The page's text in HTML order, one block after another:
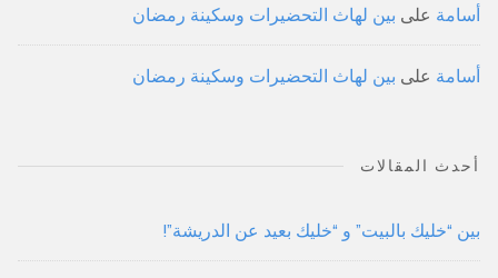
أسامة على بين لهاث التحضيرات وسكينة رمضان
أسامة على بين لهاث التحضيرات وسكينة رمضان
أحدث المقالات
بين “خليك بالبيت” و “خليك بعيد عن الدريشة”!